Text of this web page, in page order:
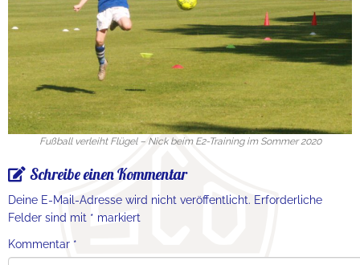
Fußball verleiht Flügel – Nick beim E2-Training im Sommer 2020
Schreibe einen Kommentar
Deine E-Mail-Adresse wird nicht veröffentlicht. Erforderliche
Felder sind mit * markiert
Kommentar *